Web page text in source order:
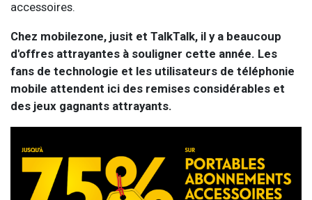
accessoires.
Chez mobilezone, jusit et TalkTalk, il y a beaucoup
d'offres attrayantes à souligner cette année. Les
fans de technologie et les utilisateurs de téléphonie
mobile attendent ici des remises considérables et
des jeux gagnants attrayants.